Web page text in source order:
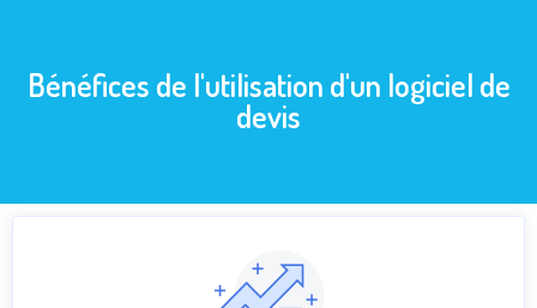
Bénéfices de l'utilisation d'un logiciel de
devis